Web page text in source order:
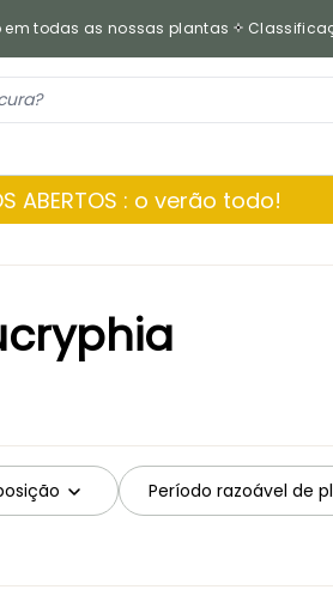
todas as nossas plantas
ABERTOS : o verão todo!
Período razoável de